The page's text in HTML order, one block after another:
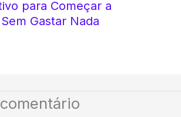
para Começar a
Gastar Nada